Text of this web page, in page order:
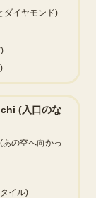
ダイヤモンド)
(入口のな
の空へ向かっ
イル)